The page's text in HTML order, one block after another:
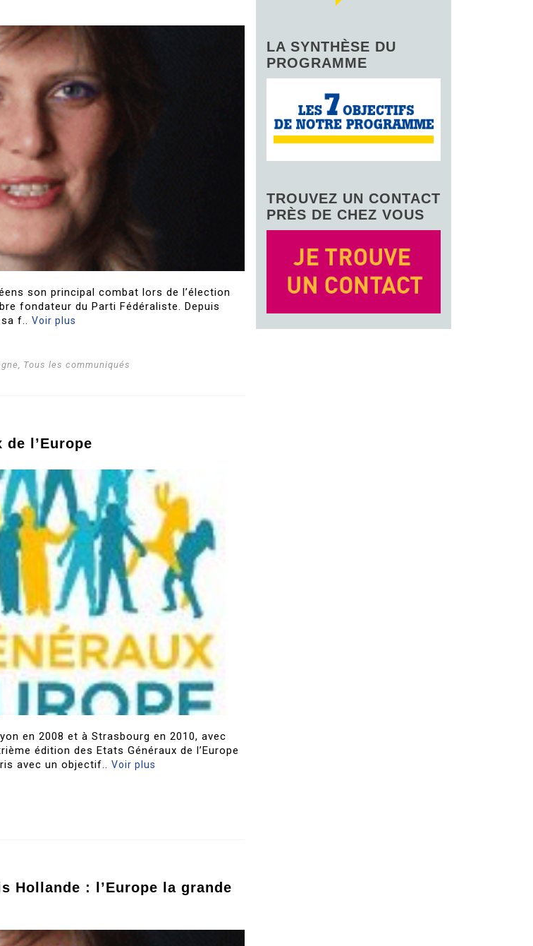
son principal combat lors de l’élection
fondateur du Parti Fédéraliste. Depuis
f.. Voir plus
Tous les communiqués
l’Europe
en 2008 et à Strasbourg en 2010, avec
édition des Etats Généraux de l’Europe
avec un objectif.. Voir plus
Hollande : l’Europe la grande
LA SYNTHÈSE DU
PROGRAMME
TROUVEZ UN CONTACT
PRÈS DE CHEZ VOUS